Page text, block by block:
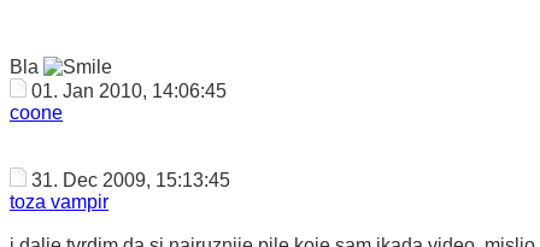
Bla
01. Jan 2010, 14:06:45
coone
31. Dec 2009, 15:13:45
toza vampir